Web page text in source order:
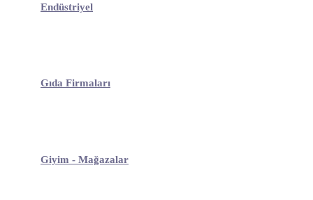
Endüstriyel
Gıda Firmaları
Giyim - Mağazalar